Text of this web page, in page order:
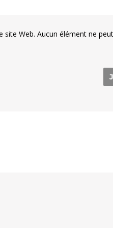
Web. Aucun élément ne